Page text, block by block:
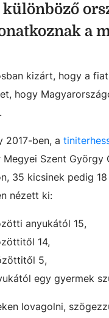
különböző
a
kizárt, hogy a
hogy
2017-ben, a
Megyei Szent
35 kicsinek pedig
nézett ki:
anyukától 15,
14,
5,
egy gyermek
lovagolni,